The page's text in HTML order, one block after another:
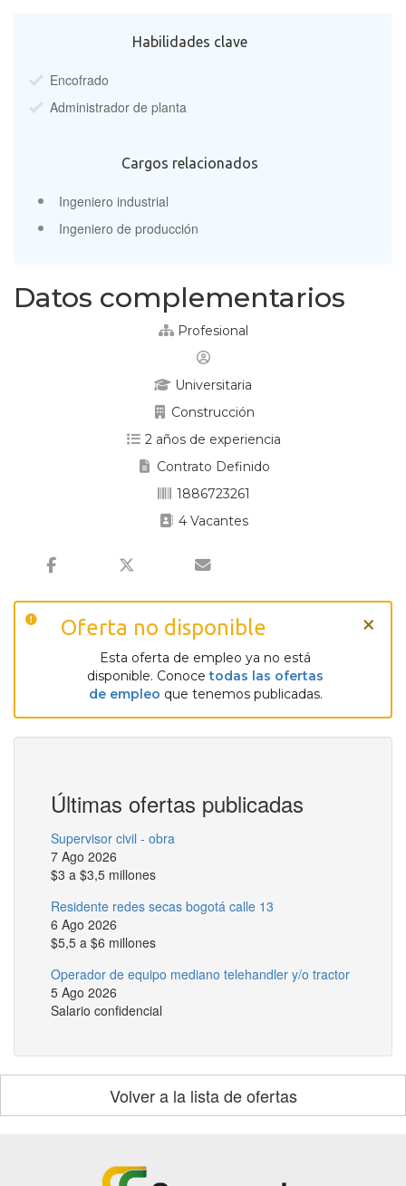
Habilidades clave
Encofrado
Administrador de planta
Cargos relacionados
Ingeniero industrial
Ingeniero de producción
Datos complementarios
Profesional
Universitaria
Construcción
2 años de experiencia
Contrato Definido
1886723261
4 Vacantes
Oferta no disponible
Esta oferta de empleo ya no está
disponible. Conocetodas las ofertas
de empleo que tenemos publicadas.
×
Últimas ofertas publicadas
Supervisor civil - obra
7 Ago 2026
$3 a $3,5 millones
Residente redes secas bogotá calle 13
6 Ago 2026
$5,5 a $6 millones
Operador de equipo mediano telehandler y/o tractor
5 Ago 2026
Salario confidencial
Volver a la lista de ofertas